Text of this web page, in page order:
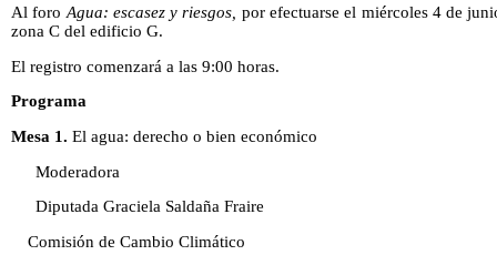
Al foro Agua: escasez y riesgos, por efectuarse el miércoles 4 de
zona C del edificio G.
El registro comenzará a las 9:00 horas.
Programa
Mesa 1. El agua: derecho o bien económico
Moderadora
Diputada Graciela Saldaña Fraire
Comisión de Cambio Climático